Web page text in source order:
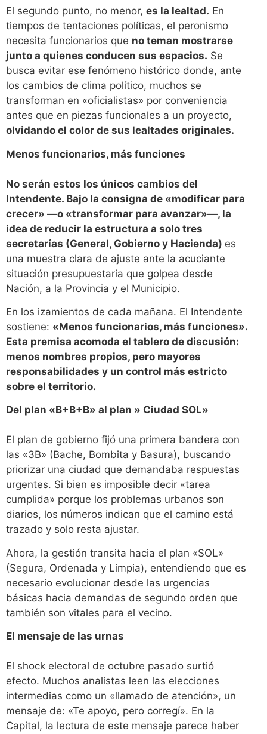
El segundo punto, no menor, es la lealtad. En
tiempos de tentaciones políticas, el peronismo
necesita funcionarios que no teman mostrarse
junto a quienes conducen sus espacios. Se
busca evitar ese fenómeno histórico donde, ante
los cambios de clima político, muchos se
transforman en «oficialistas» por conveniencia
antes que en piezas funcionales a un proyecto,
olvidando el color de sus lealtades originales.
Menos funcionarios, más funciones
No serán estos los únicos cambios del
Intendente. Bajo la consigna de «modificar para
crecer» —o «transformar para avanzar»—, la
idea de reducir la estructura a solo tres
secretarías (General, Gobierno y Hacienda) es
una muestra clara de ajuste ante la acuciante
situación presupuestaria que golpea desde
Nación, a la Provincia y el Municipio.
En los izamientos de cada mañana. El Intendente
sostiene: «Menos funcionarios, más funciones».
Esta premisa acomoda el tablero de discusión:
menos nombres propios, pero mayores
responsabilidades y un control más estricto
sobre el territorio.
Del plan «B+B+B» al plan » Ciudad SOL»
El plan de gobierno fijó una primera bandera con
las «3B» (Bache, Bombita y Basura), buscando
priorizar una ciudad que demandaba respuestas
urgentes. Si bien es imposible decir «tarea
cumplida» porque los problemas urbanos son
diarios, los números indican que el camino está
trazado y solo resta ajustar.
Ahora, la gestión transita hacia el plan «SOL»
(Segura, Ordenada y Limpia), entendiendo que es
necesario evolucionar desde las urgencias
básicas hacia demandas de segundo orden que
también son vitales para el vecino.
El mensaje de las urnas
El shock electoral de octubre pasado surtió
efecto. Muchos analistas leen las elecciones
intermedias como un «llamado de atención», un
mensaje de: «Te apoyo, pero corregí». En la
Capital, la lectura de este mensaje parece haber